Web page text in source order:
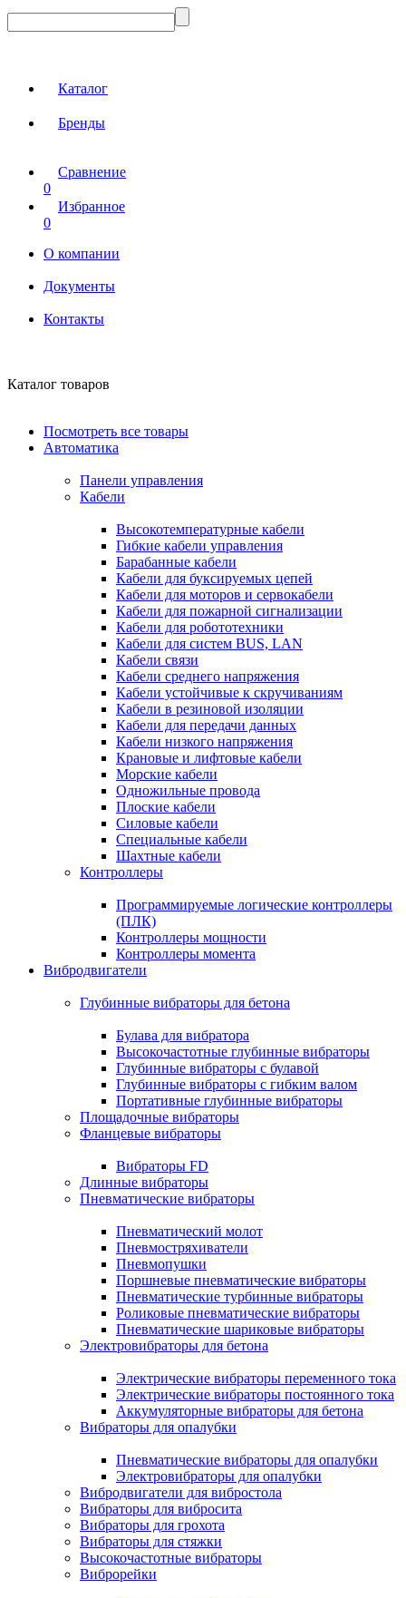
Каталог
Бренды
Сравнение
0
Избранное
0
О компании
Документы
Контакты
Каталог товаров
Посмотреть все товары
Автоматика
Панели управления
Кабели
Высокотемпературные кабели
Гибкие кабели управления
Барабанные кабели
Кабели для буксируемых цепей
Кабели для моторов и сервокабели
Кабели для пожарной сигнализации
Кабели для робототехники
Кабели для систем BUS, LAN
Кабели связи
Кабели среднего напряжения
Кабели устойчивые к скручиваниям
Кабели в резиновой изоляции
Кабели для передачи данных
Кабели низкого напряжения
Крановые и лифтовые кабели
Морские кабели
Одножильные провода
Плоские кабели
Силовые кабели
Специальные кабели
Шахтные кабели
Контроллеры
Программируемые логические контроллеры
(ПЛК)
Контроллеры мощности
Контроллеры момента
Вибродвигатели
Глубинные вибраторы для бетона
Булава для вибратора
Высокочастотные глубинные вибраторы
Глубинные вибраторы с булавой
Глубинные вибраторы с гибким валом
Портативные глубинные вибраторы
Площадочные вибраторы
Фланцевые вибраторы
Вибраторы FD
Длинные вибраторы
Пневматические вибраторы
Пневматический молот
Пневмостряхиватели
Пневмопушки
Поршневые пневматические вибраторы
Пневматические турбинные вибраторы
Роликовые пневматические вибраторы
Пневматические шариковые вибраторы
Электровибраторы для бетона
Электрические вибраторы переменного тока
Электрические вибраторы постоянного тока
Аккумуляторные вибраторы для бетона
Вибраторы для опалубки
Пневматические вибраторы для опалубки
Электровибраторы для опалубки
Вибродвигатели для вибростола
Вибраторы для вибросита
Вибраторы для грохота
Вибраторы для стяжки
Высокочастотные вибраторы
Виброрейки